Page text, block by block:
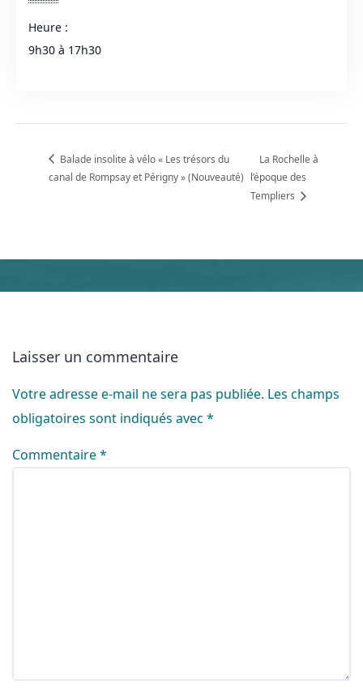
Heure :
9h30 à 17h30
Balade insolite à vélo « Les trésors du
canal de Rompsay et Périgny » (Nouveauté)
La Rochelle à
l’époque des
Templiers
Laisser un commentaire
Votre adresse e-mail ne sera pas publiée. Les champs
obligatoires sont indiqués avec *
Commentaire*